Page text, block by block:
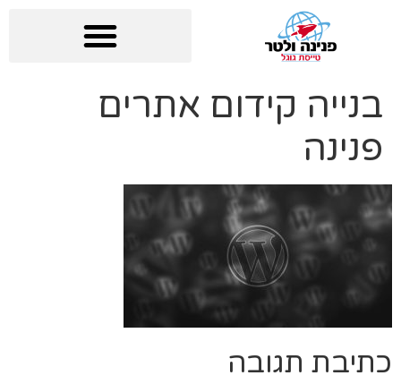
בנייה קידום אתרים
פנינה
כתיבת תגובה